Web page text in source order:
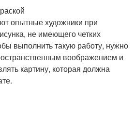
опытные художники при
не имеющего четких
выполнить такую работу, нужно
воображением и
картину, которая должна